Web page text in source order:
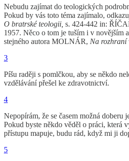
Nebudu zajímat do teologických
Pokud by vás toto téma zajímalo,
O bratrské teologii, s. 424-442 in:
1957. Něco o tom je tuším i v novějším
stejného autora MOLNÁR, Na rozhraní
3
Píšu raději s pomlčkou, aby se někdo
vzdělávání přešel ke zdravotnictví.
4
Nepopírám, že se časem možná doberu
Pokud byste někdo věděl o práci, která
přístupu mapuje, budu rád, když mi ji
5